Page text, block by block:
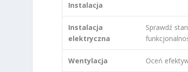
Instalacja
Instalacja
elektryczna
Sprawdź
Wentylacja Oceń